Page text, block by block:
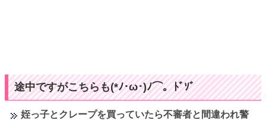
途中ですがこちらも(*ﾉ･ω･)ﾉ⌒。ﾄﾞｿﾞ
姪っ子とクレープを買っていたら不審者と間違われ警